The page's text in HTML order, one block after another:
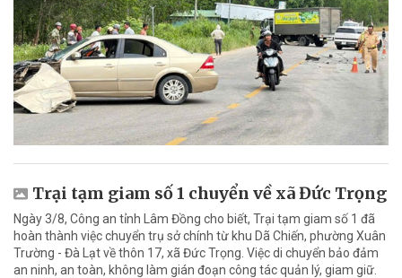
Trại tạm giam số 1 chuyển về xã Đức Trọng
Ngày 3/8, Công an tỉnh Lâm Đồng cho biết, Trại tạm giam số 1 đã
hoàn thành việc chuyển trụ sở chính từ khu Dã Chiến, phường Xuân
Trường - Đà Lạt về thôn 17, xã Đức Trọng. Việc di chuyển bảo đảm
an ninh, an toàn, không làm gián đoạn công tác quản lý, giam giữ.